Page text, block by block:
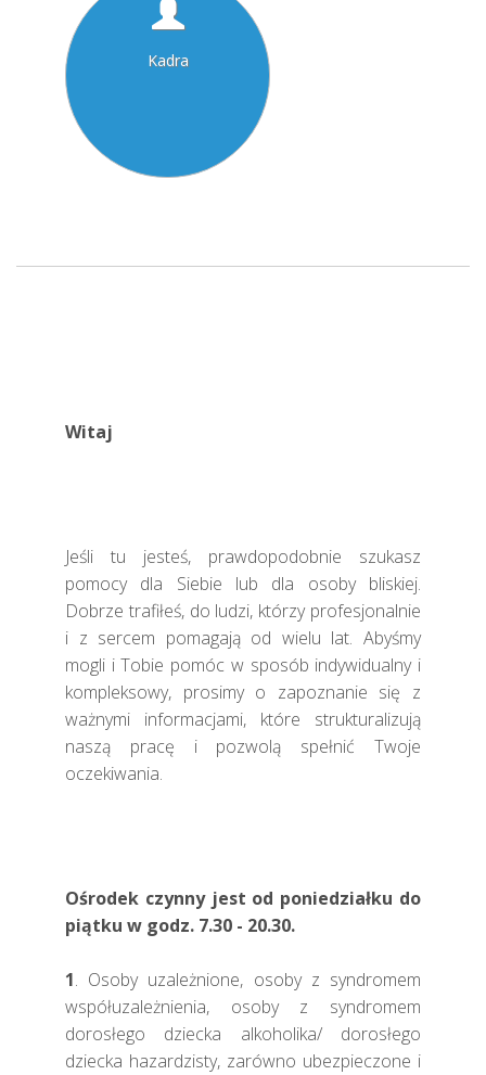
Kadra
Witaj
Jeśli tu jesteś, prawdopodobnie szukasz
pomocy dla Siebie lub dla osoby bliskiej.
Dobrze trafiłeś, do ludzi, którzy profesjonalnie
i z sercem pomagają od wielu lat. Abyśmy
mogli i Tobie pomóc w sposób indywidualny i
kompleksowy, prosimy o zapoznanie się z
ważnymi informacjami, które strukturalizują
naszą pracę i pozwolą spełnić Twoje
oczekiwania.
Ośrodek czynny jest od poniedziałku do
piątku w godz. 7.30 - 20.30.
1. Osoby uzależnione, osoby z syndromem
współuzależnienia, osoby z syndromem
dorosłego dziecka alkoholika/ dorosłego
dziecka hazardzisty, zarówno ubezpieczone i